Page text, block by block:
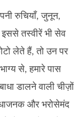
रुचियाँ, जुनून,
तस्वीरें भी सेव
लेते हैं, तो उन पर
से, हमारे पास
डालने वाली चीज़ों
और भरोसेमंद